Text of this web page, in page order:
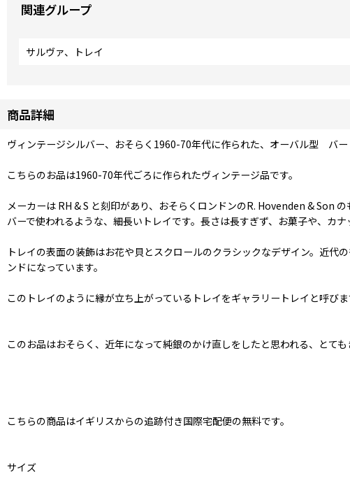
関連グループ
サルヴァ、トレイ
商品詳細
ヴィンテージシルバー、おそらく1960-70年代に作られた、オーバル型 バー
こちらのお品は1960-70年代ごろに作られたヴィンテージ品です。
メーカーは RH & S と刻印があり、おそらくロンドンのR. Hovenden & Son
バーで使われるような、細長いトレイです。長さは長すぎず、お菓子や、カ
トレイの表面の装飾はお花や貝とスクロールのクラシックなデザイン。近
ンドになっています。
このトレイのように縁が立ち上がっているトレイをギャラリートレイと呼び
このお品はおそらく、近年になって純銀のかけ直しをしたと思われる、とても
こちらの商品はイギリスからの追跡付き国際宅配便の無料です。
サイズ